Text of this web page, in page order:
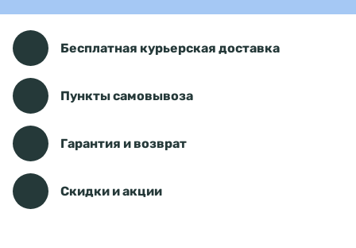
Бесплатная курьерская доставка
Пункты самовывоза
Гарантия и возврат
Скидки и акции